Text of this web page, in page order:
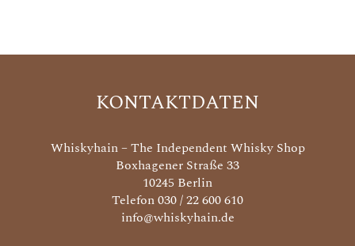
KONTAKTDATEN
Whiskyhain – The Independent Whisky Shop
Boxhagener Straße 33
10245 Berlin
Telefon 030 / 22 600 610
info@whiskyhain.de